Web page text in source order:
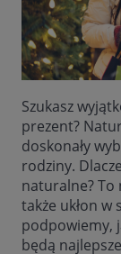
Szukasz
prezent?
doskonały
rodziny.
naturalne? To
także ukłon
podpowiemy,
będą